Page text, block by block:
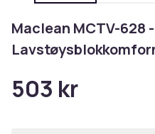
Maclean MCTV-628 -
503 kr